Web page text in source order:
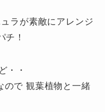
ラが素敵にアレンジ
チ！
・・
ので 観葉植物と一緒